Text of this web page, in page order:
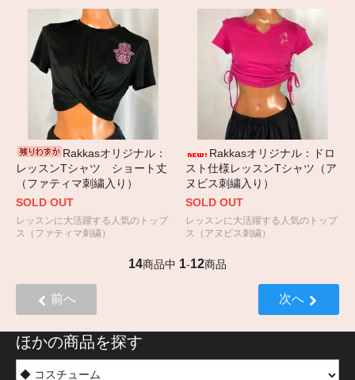
Rakkasオリジナル：
レッスンTシャツ ショート丈
（ファティマ刺繍入り）
SOLD OUT
レッスンに大活躍する人気のトップ
ス（ファティマ刺繍）
Rakkasオリジナル：ドロ
スト仕様レッスンTシャツ（ア
ヌビス刺繍入り）
SOLD OUT
レッスンに大活躍する人気のトップ
ス（アヌビス刺繍）
14商品中 1-12商品
前へ 次へ
ほかの商品を探す